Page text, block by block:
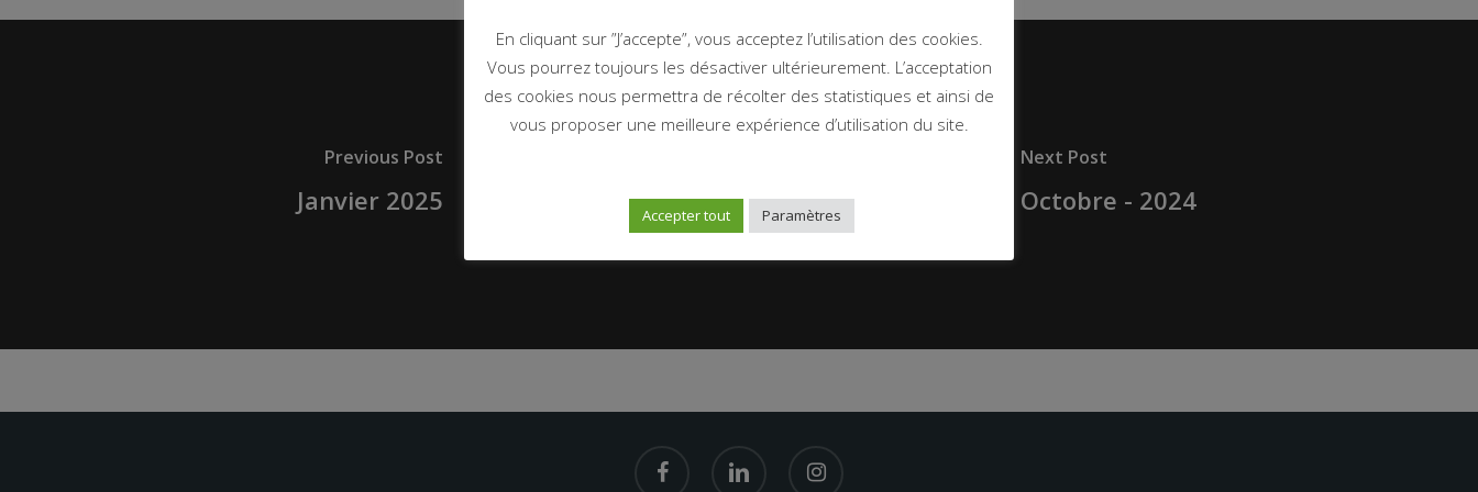
Previous Post
Janvier 2025
Next Post
Octobre - 2024
En cliquant sur ”J’accepte”, vous acceptez l’utilisation des cookies.
Vous pourrez toujours les désactiver ultérieurement. L’acceptation
des cookies nous permettra de récolter des statistiques et ainsi de
vous proposer une meilleure expérience d’utilisation du site.
Accepter tout Paramètres